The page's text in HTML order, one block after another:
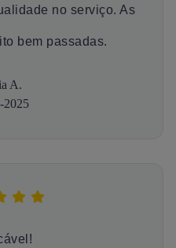
no serviço. As
bem passadas.
A.
2025